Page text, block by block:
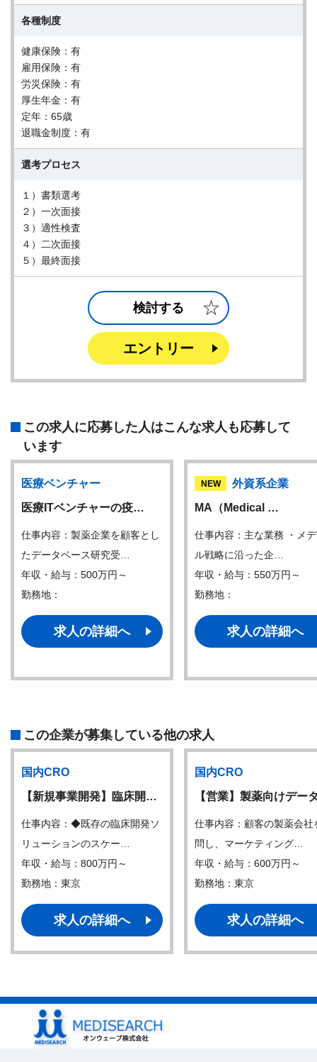
各種制度
健康保険：有
雇用保険：有
労災保険：有
厚生年金：有
定年：65歳
退職金制度：有
選考プロセス
１）書類選考
２）一次面接
３）適性検査
４）二次面接
５）最終面接
検討する
エントリー
この求人に応募した人はこんな求人も応募して
います
医療ベンチャー
医療ITベンチャーの疫…
仕事内容：製薬企業を顧客とし
たデータベース研究受…
年収・給与：500万円～
勤務地：
求人の詳細へ
NEW
外資系企業
MA（Medical …
仕事内容：主な業務 ・メ
ル戦略に沿った企…
年収・給与：550万円～
勤務地：
求人の詳細へ
この企業が募集している他の求人
国内CRO
【新規事業開発】臨床開…
仕事内容：◆既存の臨床開発ソ
リューションのスケー…
年収・給与：800万円～
勤務地：東京
求人の詳細へ
国内CRO
【営業】製薬向けデー
仕事内容：顧客の製薬会社
問し、マーケティング…
年収・給与：600万円～
勤務地：東京
求人の詳細へ